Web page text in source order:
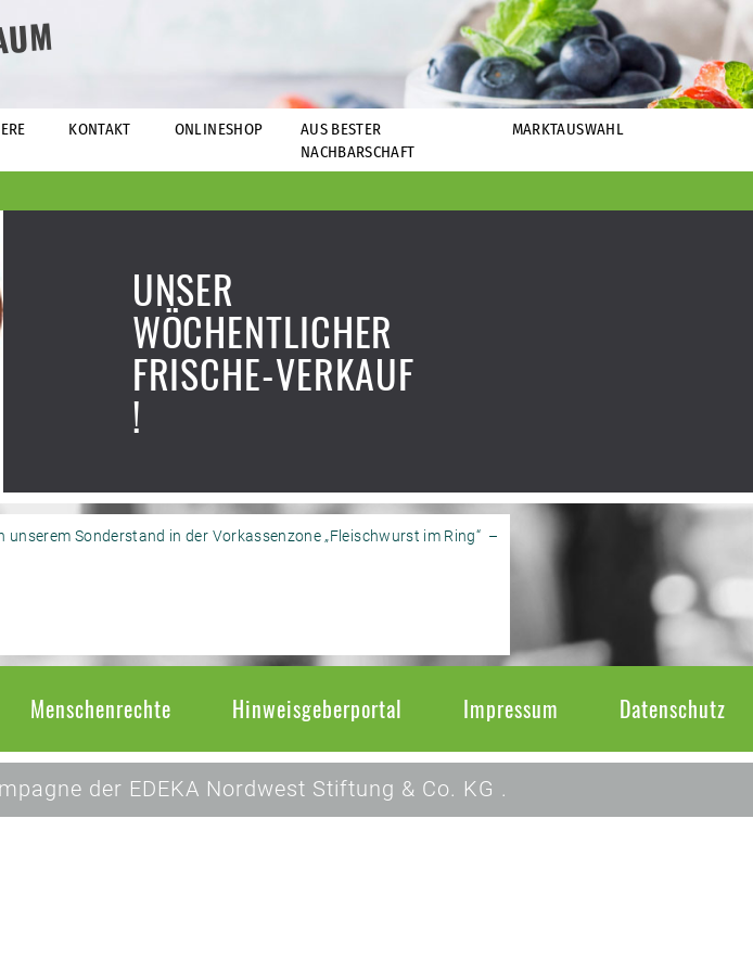
KONTAKT ONLINESHOP
AUS BESTER
NACHBARSCHAFT
MARKTAUSWAHL
UNSER
WÖCHENTLICHER
FRISCHE-VERKAUF
!
unserem Sonderstand in der Vorkassenzone „Fleischwurst im Ring“ –
Menschenrechte Hinweisgeberportal Impressum Datenschutz
der EDEKA Nordwest Stiftung & Co. KG .